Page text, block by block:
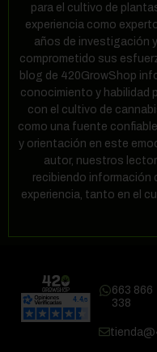
para el cultivo de
experiencia como
años de investigación
comprometido sus
blog de 420GrowShop
conocimiento y habilidad
con el cultivo de
como una fuente
y orientación en este
autor, nuestros
recibiendo información
experiencia, tanto en el
663 866
338